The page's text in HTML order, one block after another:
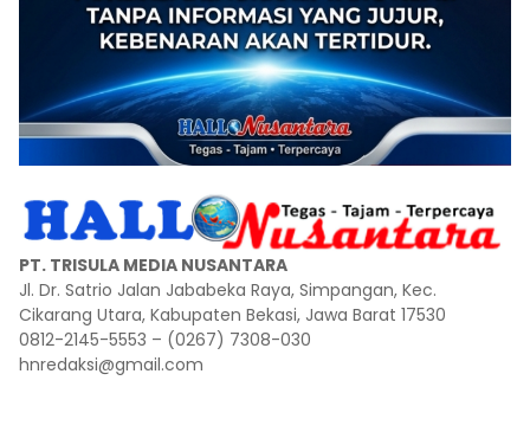
PT. TRISULA MEDIA NUSANTARA
Jl. Dr. Satrio Jalan Jababeka Raya, Simpangan, Kec.
Cikarang Utara, Kabupaten Bekasi, Jawa Barat 17530
0812-2145-5553 – (0267) 7308-030
hnredaksi@gmail.com